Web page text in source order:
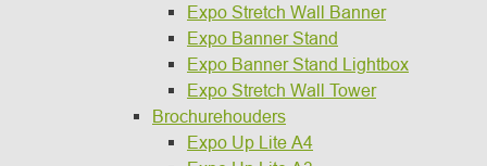
Expo Stretch Wall Banner
Expo Banner Stand
Expo Banner Stand Lightbox
Expo Stretch Wall Tower
Brochurehouders
Expo Up Lite A4